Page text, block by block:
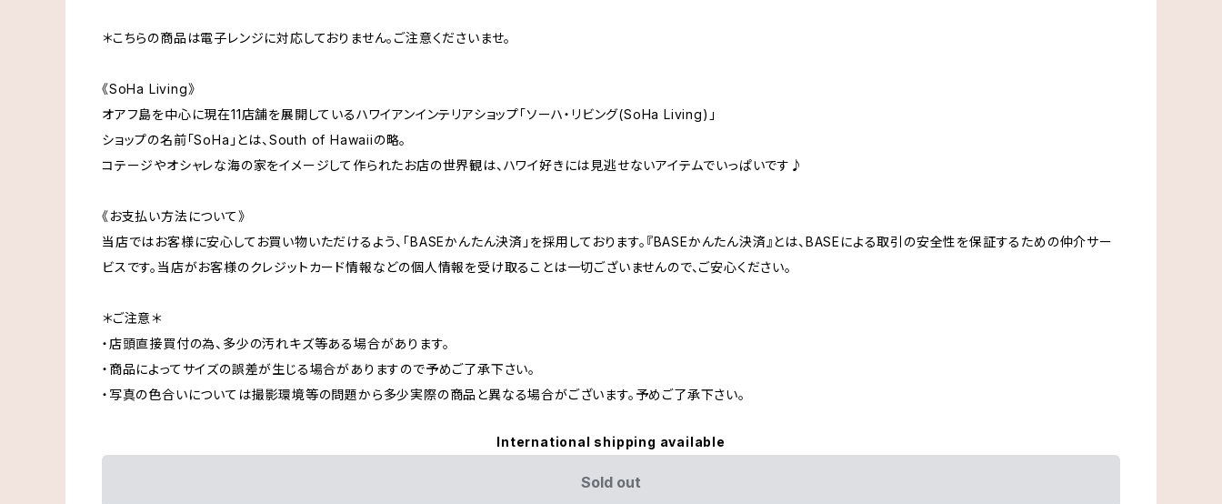
＊こちらの商品は電子レンジに対応しておりません。ご注意くださいませ。
《SoHa Living》
オアフ島を中心に現在11店舗を展開しているハワイアンインテリアショップ「ソーハ・リビング(SoHa Living)」
ショップの名前「SoHa」とは、South of Hawaiiの略。
コテージやオシャレな海の家をイメージして作られたお店の世界観は、ハワイ好きには見逃せないアイテムでいっぱいです♪
《お支払い方法について》
当店ではお客様に安心してお買い物いただけるよう、「BASEかんたん決済」を採用しております。『BASEかんたん決済』とは、BASEによる取引の安全性を保証するための仲介サー
ビスです。当店がお客様のクレジットカード情報などの個人情報を受け取ることは一切ございませんので、ご安心ください。
＊ご注意＊
・店頭直接買付の為、多少の汚れキズ等ある場合があります。
・商品によってサイズの誤差が生じる場合がありますので予めご了承下さい。
・写真の色合いについては撮影環境等の問題から多少実際の商品と異なる場合がございます。予めご了承下さい。
International shipping available
Sold out